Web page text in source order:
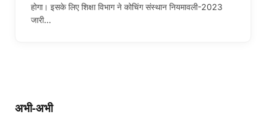
होगा। इसके लिए शिक्षा विभाग ने कोचिंग संस्थान नियमावली-2023
जारी…
अभी-अभी